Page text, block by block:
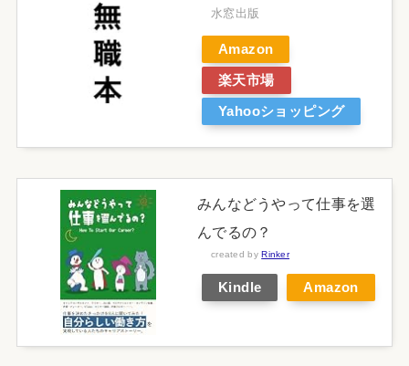
水窓出版
Amazon
楽天市場
Yahooショッピング
みんなどうやって仕事を選
んでるの？
created byRinker
Kindle Amazon